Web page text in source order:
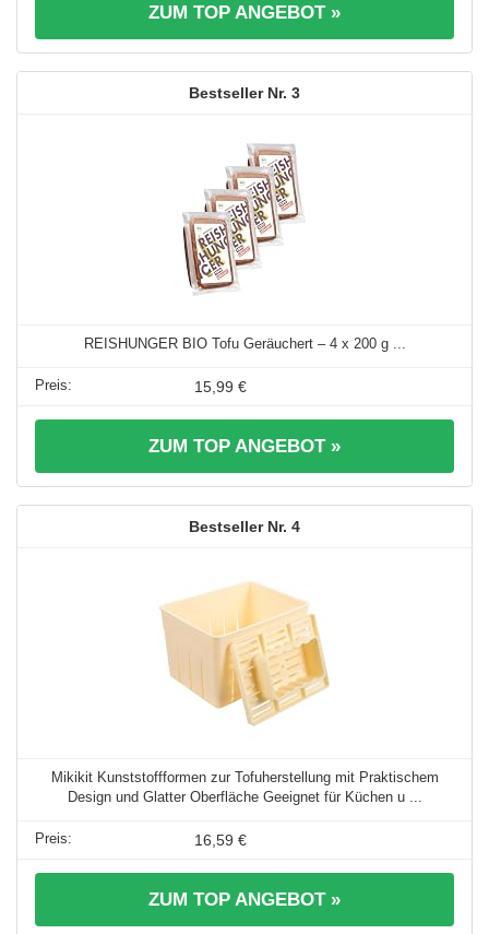
ZUM TOP ANGEBOT »
3
REISHUNGER BIO Tofu Geräuchert – 4 x 200 g ...
15,99 €
ZUM TOP ANGEBOT »
4
Mikikit Kunststoffformen zur Tofuherstellung mit Praktischem
Design und Glatter Oberfläche Geeignet für Küchen u ...
16,59 €
ZUM TOP ANGEBOT »